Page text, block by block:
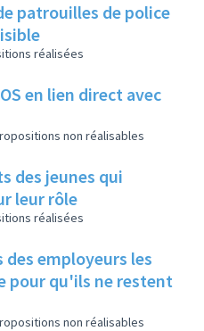
patrouilles de police
réalisées
en lien direct avec
non réalisables
des jeunes qui
leur rôle
réalisées
des employeurs les
pour qu'ils ne restent
non réalisables